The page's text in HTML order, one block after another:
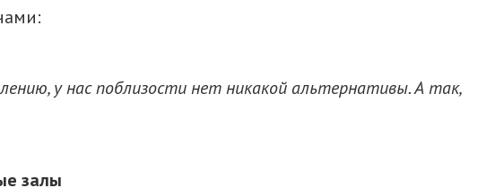
у нас поблизости нет никакой альтернативы. А так,
залы